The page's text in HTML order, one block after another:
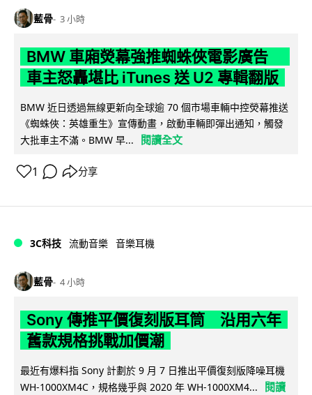
藍骨 3 小時
BMW 車廂熒幕強推蜘蛛俠電影廣告
車主怒轟堪比 iTunes 送 U2 專輯翻版
BMW 近日透過無線更新向全球逾 70 個市場車輛中控熒幕推送
《蜘蛛俠：英雄重生》宣傳動畫，啟動車輛即彈出通知，觸發
大批車主不滿。BMW 早...
閱讀全文
1 分享
3C科技 流動音樂 音樂耳機
藍骨 4 小時
Sony 傳推平價復刻版耳筒 沿用六年
舊款規格挑戰加價潮
最近有爆料指 Sony 計劃於 9 月 7 日推出平價復刻版降噪耳機
WH-1000XM4C，規格幾乎與 2020 年 WH-1000XM4...
閱讀